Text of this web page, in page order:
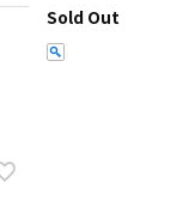
Sold Out